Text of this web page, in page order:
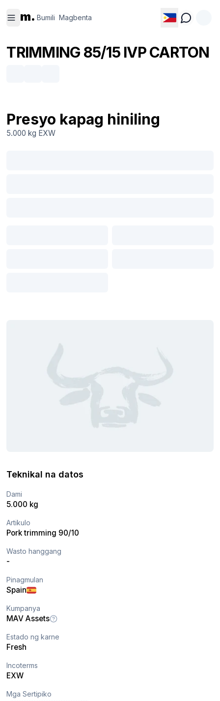
m. Bumili Magbenta
TRIMMING 85/15 IVP CARTON
Presyo kapag hiniling
5.000 kg EXW
Teknikal na datos
Dami
5.000 kg
Artikulo
Pork trimming 90/10
Wasto hanggang
-
Pinagmulan
Spain
Kumpanya
MAV Assets
Estado ng karne
Fresh
Incoterms
EXW
Mga Sertipiko